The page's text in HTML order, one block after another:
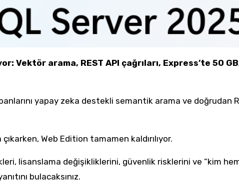
Vektör arama, REST API çağrıları, Express’te 50
yapay zeka destekli semantik arama ve doğrudan
Web Edition tamamen kaldırılıyor.
lisanslama değişikliklerini, güvenlik risklerini ve “kim
bulacaksınız.